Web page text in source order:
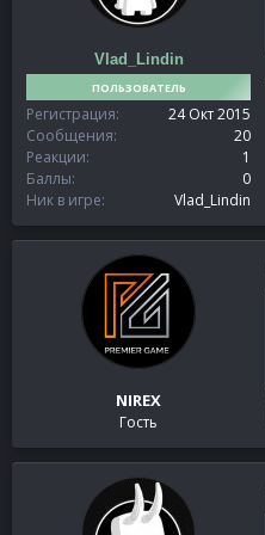
Vlad_Lindin
ПОЛЬЗОВАТЕЛЬ
Регистрация
24 Окт 2015
Сообщения
20
Реакции
1
Баллы
0
Ник в игре
Vlad_Lindin
NIREX
Гость